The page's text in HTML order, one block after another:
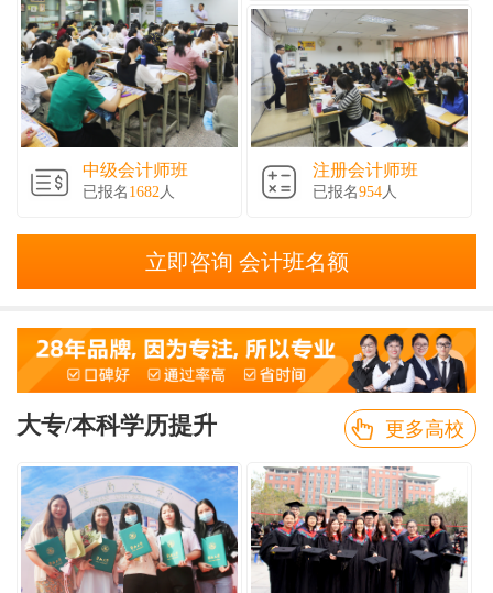
中级会计师班
已报名 1682 人
注册会计师班
已报名954人
立即咨询 会计班名额
大专/本科学历提升 更多高校